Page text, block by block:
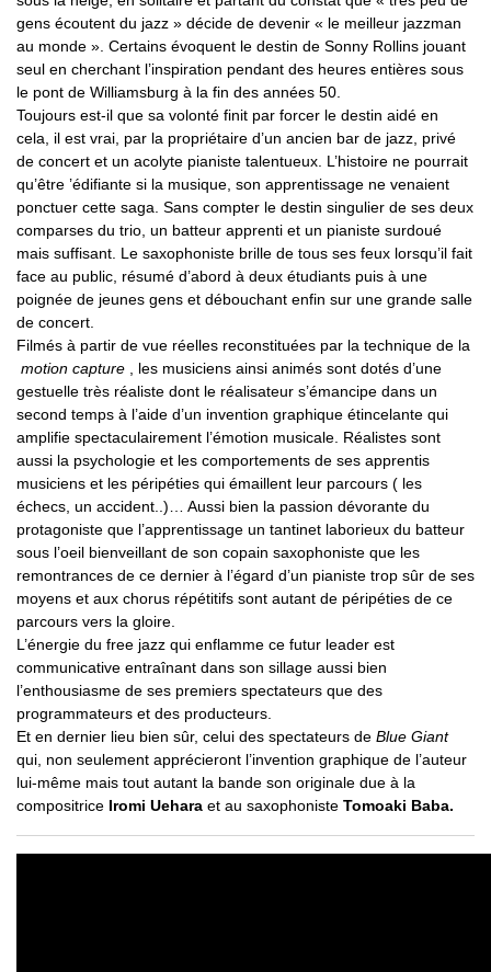
gens écoutent du jazz » décide de devenir « le meilleur jazzman
au monde ». Certains évoquent le destin de Sonny Rollins jouant
seul en cherchant l’inspiration pendant des heures entières sous
le pont de Williamsburg à la fin des années 50.
Toujours est-il que sa volonté finit par forcer le destin aidé en
cela, il est vrai, par la propriétaire d’un ancien bar de jazz, privé
de concert et un acolyte pianiste talentueux. L’histoire ne pourrait
qu’être ’édifiante si la musique, son apprentissage ne venaient
ponctuer cette saga. Sans compter le destin singulier de ses deux
comparses du trio, un batteur apprenti et un pianiste surdoué
mais suffisant. Le saxophoniste brille de tous ses feux lorsqu’il fait
face au public, résumé d’abord à deux étudiants puis à une
poignée de jeunes gens et débouchant enfin sur une grande salle
de concert.
Filmés à partir de vue réelles reconstituées par la technique de la
motion capture , les musiciens ainsi animés sont dotés d’une
gestuelle très réaliste dont le réalisateur s’émancipe dans un
second temps à l’aide d’un invention graphique étincelante qui
amplifie spectaculairement l’émotion musicale. Réalistes sont
aussi la psychologie et les comportements de ses apprentis
musiciens et les péripéties qui émaillent leur parcours ( les
échecs, un accident..)… Aussi bien la passion dévorante du
protagoniste que l’apprentissage un tantinet laborieux du batteur
sous l’oeil bienveillant de son copain saxophoniste que les
remontrances de ce dernier à l’égard d’un pianiste trop sûr de ses
moyens et aux chorus répétitifs sont autant de péripéties de ce
parcours vers la gloire.
L’énergie du free jazz qui enflamme ce futur leader est
communicative entraînant dans son sillage aussi bien
l’enthousiasme de ses premiers spectateurs que des
programmateurs et des producteurs.
Et en dernier lieu bien sûr, celui des spectateurs de Blue Giant
qui, non seulement apprécieront l’invention graphique de l’auteur
lui-même mais tout autant la bande son originale due à la
compositrice Iromi Uehara et au saxophoniste Tomoaki Baba.